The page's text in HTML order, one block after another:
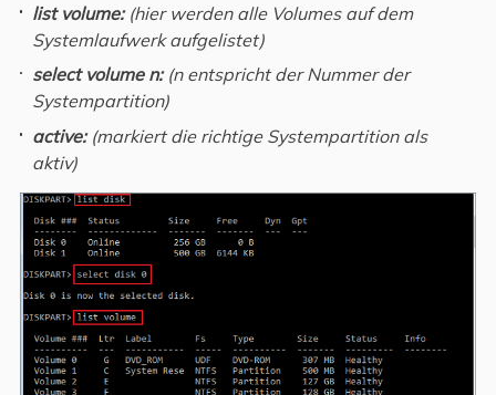
list volume: (hier werden alle Volumes auf dem
Systemlaufwerk aufgelistet)
select volume n: (n entspricht der Nummer der
Systempartition)
active: (markiert die richtige Systempartition als
aktiv)